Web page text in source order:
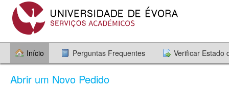
Início Perguntas Frequentes Verificar Estado
Abrir um Novo Pedido